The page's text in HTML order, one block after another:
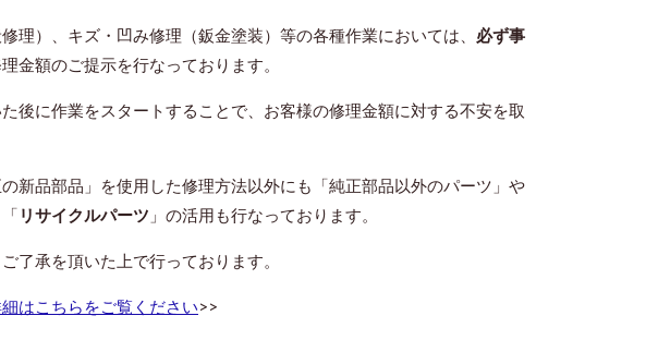
理）、キズ・凹み修理（鈑金塗装）等の各種作業においては、 必ず事
金額のご提示を行なっております。
後に作業をスタートすることで、お客様の修理金額に対する不安を取
新品部品」を使用した修理方法以外にも「純正部品以外のパーツ」や
「 リサイクルパーツ 」の活用も行なっております。
了承を頂いた上で行っております。
はこちらをご覧ください>>